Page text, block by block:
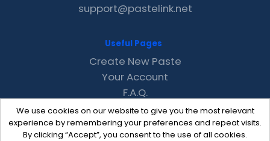
We use cookies on our website to give you the most relevant
experience by remembering your preferences and repeat visits.
By clicking “Accept”, you consent to the use of all cookies.
support@pastelink.net
Useful Pages
Create New Paste
Your Account
F.A.Q.
Recent
Contact